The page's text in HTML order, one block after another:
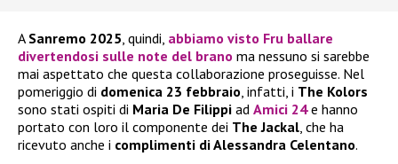
A Sanremo 2025, quindi, abbiamo visto Fru ballare
divertendosi sulle note del brano ma nessuno si sarebbe
mai aspettato che questa collaborazione proseguisse. Nel
pomeriggio di domenica 23 febbraio, infatti, i The Kolors
sono stati ospiti di Maria De Filippi ad Amici 24e hanno
portato con loro il componente dei The Jackal, che ha
ricevuto anche i complimenti di Alessandra Celentano.